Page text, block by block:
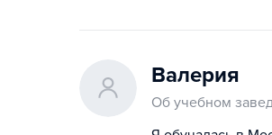
Валерия
Об учебном